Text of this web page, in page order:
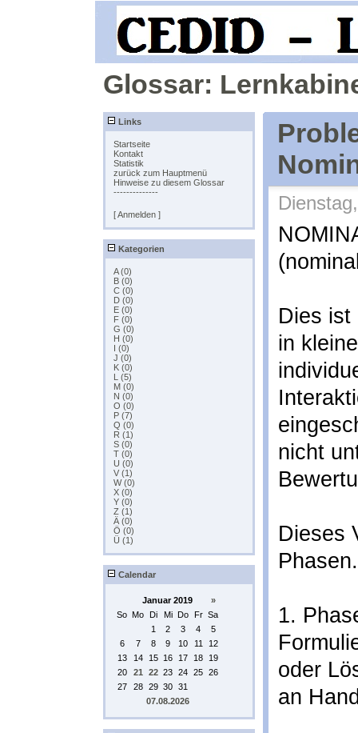
Glossar:
Links
Startseite
Kontakt
Statistik
zurück zum Hauptmenü
Hinweise zu diesem Glossar
--------------
[ Anmelden ]
Kategorien
A (0)
B (0)
C (0)
D (0)
E (0)
F (0)
G (0)
H (0)
I (0)
J (0)
K (0)
L (5)
M (0)
N (0)
O (0)
P (7)
Q (0)
R (1)
S (0)
T (0)
U (0)
V (1)
W (0)
X (0)
Y (0)
Z (1)
Ä (0)
Ö (0)
Ü (1)
Calendar
Januar 2019
»
So Mo Di Mi Do Fr Sa
1
2 3 4
5
6
7 8 9 10 11
12
13
14 15 16 17 18
19
20
21 22 23 24 25 26
27
28 29 30 31
07.08.2026
Dies ist
in
nicht
Dieses
Phasen.
1.
oder
an